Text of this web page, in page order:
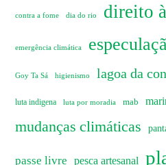
contra a fome dia do rio direito
emergência climática
Goy Ta Sá higienismo lagoa da
luta indigena luta por moradia mab
mudanças climáticas
passe livre pesca artesanal